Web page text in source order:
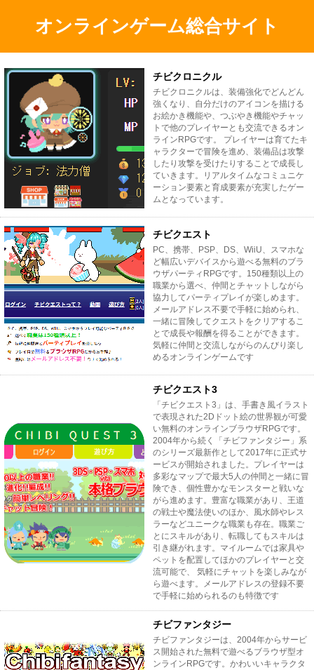
オンラインゲーム総合サイト
チビクロニクル
チビクロニクルは、装備強化でどんどん
強くなり、自分だけのアイコンを描ける
お絵かき機能や、つぶやき機能やチャッ
トで他のプレイヤーとも交流できるオン
ラインRPGです。 プレイヤーは育てたキ
ャラクターで冒険を進め、装備品は攻撃
したり攻撃を受けたりすることで成長し
ていきます。リアルタイムなコミュニケ
ーション要素と育成要素が充実したゲー
ムとなっています。
チビクエスト
PC、携帯、PSP、DS、WiiU、スマホな
ど幅広いデバイスから遊べる無料のブラ
ウザパーティRPGです。150種類以上の
職業から選べ、仲間とチャットしながら
協力してパーティプレイが楽しめます。
メールアドレス不要で手軽に始められ、
一緒に冒険してクエストをクリアするこ
とで成長や報酬を得ることができます。
気軽に仲間と交流しながらのんびり楽し
めるオンラインゲームです
チビクエスト3
「チビクエスト3」は、手書き風イラスト
で表現された2Dドット絵の世界観が可愛
い無料のオンラインブラウザRPGです。
2004年から続く「チビファンタジー」系
のシリーズ最新作として2017年に正式サ
ービスが開始されました。プレイヤーは
多彩なマップで最大5人の仲間と一緒に冒
険でき、個性豊かなモンスターと戦いな
がら進めます。豊富な職業があり、王道
の戦士や魔法使いのほか、風水師やレス
ラーなどユニークな職業も存在。職業ご
とにスキルがあり、転職してもスキルは
引き継がれます。マイルームでは家具や
ペットを配置してほかのプレイヤーと交
流可能で、 気軽にチャットを楽しみなが
ら遊べます。メールアドレスの登録不要
で手軽に始められるのも特徴です
チビファンタジー
チビファンタジーは、2004年からサービ
ス開始された無料で遊べるブラウザ型オ
ンラインRPGです。かわいいキャラクタ